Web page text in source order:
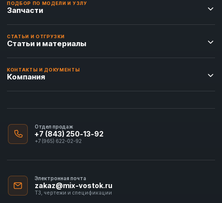
ПОДБОР ПО МОДЕЛИ И УЗЛУ
Запчасти
СТАТЬИ И ОТГРУЗКИ
Статьи и материалы
КОНТАКТЫ И ДОКУМЕНТЫ
Компания
Отдел продаж
+7 (843) 250-13-92
+7 (965) 622-02-92
Электронная почта
zakaz@mix-vostok.ru
ТЗ, чертежи и спецификации